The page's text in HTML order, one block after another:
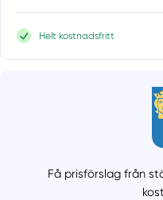
Helt kostnadsfritt
Få prisförslag från